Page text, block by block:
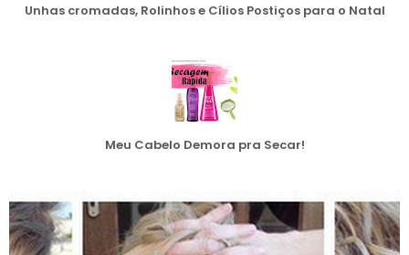
Unhas cromadas, Rolinhos e Cílios Postiços para o Natal
Meu Cabelo Demora pra Secar!